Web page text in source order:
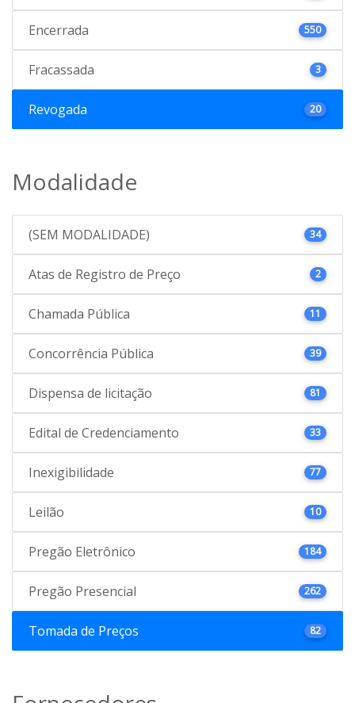
Encerrada 550
Fracassada 3
Revogada 20
Modalidade
(SEM MODALIDADE) 34
Atas de Registro de Preço 2
Chamada Pública 11
Concorrência Pública 39
Dispensa de licitação 81
Edital de Credenciamento 33
Inexigibilidade 77
Leilão 10
Pregão Eletrônico 184
Pregão Presencial 262
Tomada de Preços 82